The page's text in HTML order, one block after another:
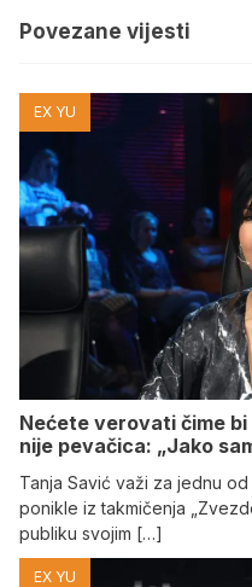
Povezane vijesti
EX YU
Nećete verovati čime
nije pevačica: „Jako
Tanja Savić važi za jednu
ponikle iz takmičenja
publiku svojim […]
EX YU